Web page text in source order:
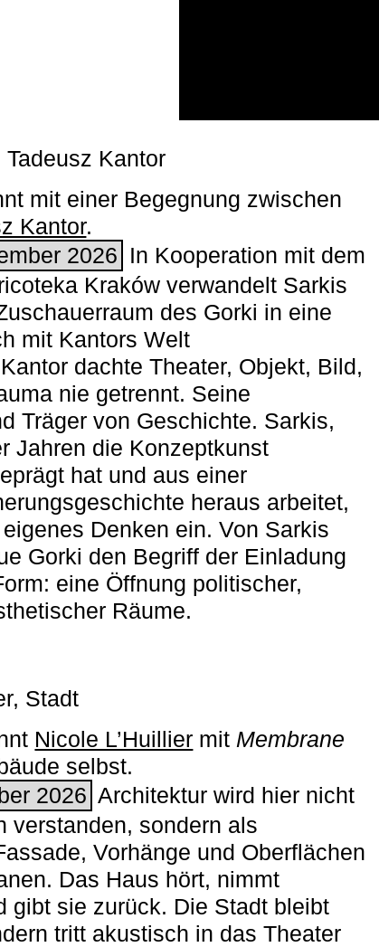
Kantor
mit einer Begegnung zwischen
Kantor.
2026 In Kooperation mit dem
Kraków verwandelt Sarkis
des Gorki in eine
mit Kantors Welt
dachte Theater, Objekt, Bild,
nie getrennt. Seine
Träger von Geschichte. Sarkis,
Jahren die Konzeptkunst
hat und aus einer
heraus arbeitet,
Denken ein. Von Sarkis
Gorki den Begriff der Einladung
eine Öffnung politischer,
Räume.
Stadt
Nicole L’Huillier mit ­ Membrane
selbst.
2026 Architektur wird hier nicht
verstanden, sondern als
Vorhänge und Oberflächen
Das Haus hört, nimmt
gibt sie zurück. Die Stadt bleibt
tritt akustisch in das Theater